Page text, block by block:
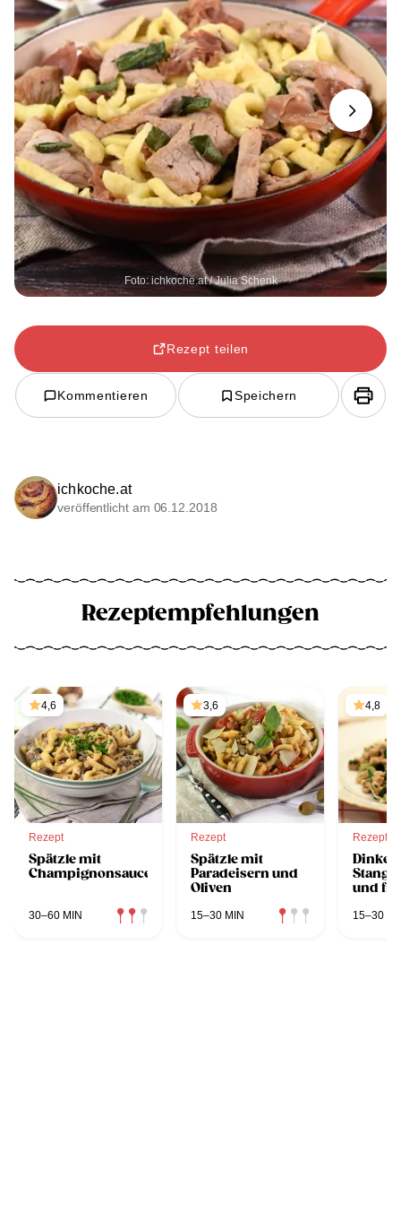
Foto: ichkoche.at / Julia Schenk
Next
Rezept teilen
Kommentieren Speichern
ichkoche.at
veröffentlicht am 06.12.2018
Rezeptempfehlungen
4,6
Rezept
Spätzle mit
Champignonsauce
30–60 MIN
3,6
Rezept
Spätzle mit
Paradeisern und
Oliven
15–30 MIN
4,8
Rezept
und
15–30